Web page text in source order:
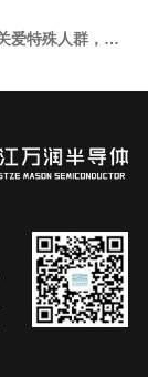
下一篇：关爱特殊人群，传递社会温暖||长江万润半导体联合青山区残联开展慰问帮扶活动